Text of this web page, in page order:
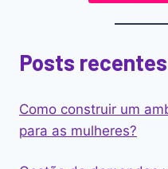
Posts recentes
Como construir um
para as mulheres?